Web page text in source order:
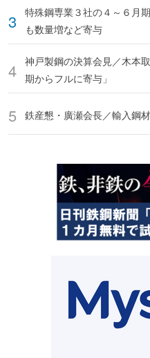
特殊鋼専業３社の４～６月
も数量増など寄与
神戸製鋼の決算会見／木本
期からフルに寄与」
鉄産懇・廣瀬会長／輸入鋼